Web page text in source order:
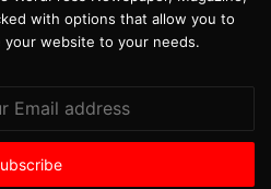
with options that allow you to
your website to your needs.